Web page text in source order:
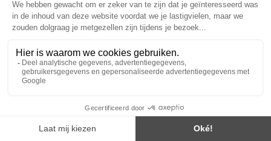
evenwichtige voeding en een gezonde levensstijl. Aanbevolen dagelijkse dosis niet
overschrijden. Enkel voor volwassenen, buiten het bereik van kinderen houden.